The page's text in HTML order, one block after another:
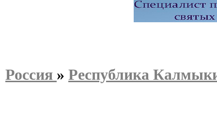
Россия » Республика